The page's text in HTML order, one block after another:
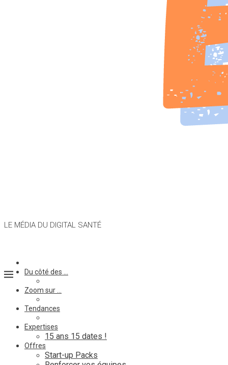
LE MÉDIA DU DIGITAL SANTÉ
Du côté des …
Zoom sur …
Tendances
Expertises
15 ans 15 dates !
Offres
Start-up Packs